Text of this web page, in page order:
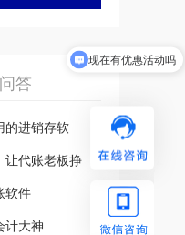
答
的进销存软
让代账老板挣
软件
计大神
现在有优惠活动吗